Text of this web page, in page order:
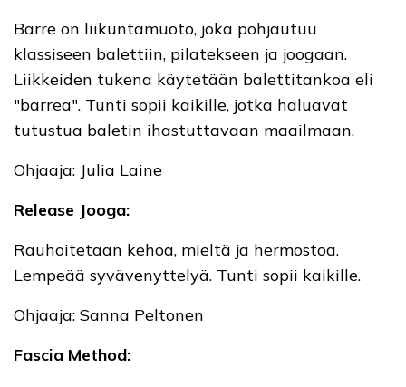
Barre on liikuntamuoto, joka pohjautuu
klassiseen balettiin, pilatekseen ja joogaan.
Liikkeiden tukena käytetään balettitankoa eli
"barrea". Tunti sopii kaikille, jotka haluavat
tutustua baletin ihastuttavaan maailmaan.
Ohjaaja: Julia Laine
Release Jooga:
Rauhoitetaan kehoa, mieltä ja hermostoa.
Lempeää syvävenyttelyä. Tunti sopii kaikille.
Ohjaaja: Sanna Peltonen
Fascia Method: